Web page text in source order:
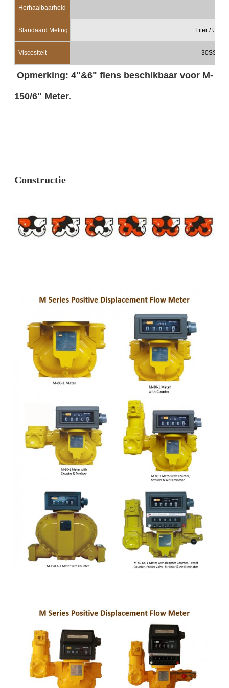
Herhaalbaarheid
Standaard Meting Liter / US
Viscositeit
Opmerking: 4"&6" flens beschikbaar voor M-
150/6" Meter.
Constructie